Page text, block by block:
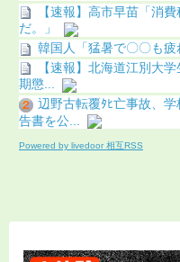
【速報】高市早苗「消
だ。」
韓国人「猛暑で〇〇も
【速報】北海道江別大
期懲...
辺野古転覆ﾀﾋ亡事故、
告書を公...
Powered by livedoor 相互RSS